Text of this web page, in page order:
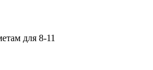
для 8-11